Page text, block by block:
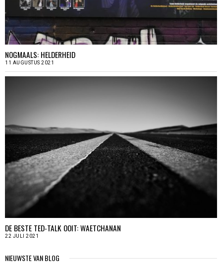
NOGMAALS: HELDERHEID
11 AUGUSTUS 2021
DE BESTE TED-TALK OOIT: WAETCHANAN
22 JULI 2021
NIEUWSTE VAN BLOG